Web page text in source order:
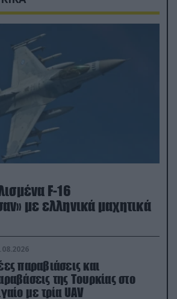
F-16
με ελληνικά μαχητικά
παραβιάσεις και
της Τουρκίας στο
με τρία UAV